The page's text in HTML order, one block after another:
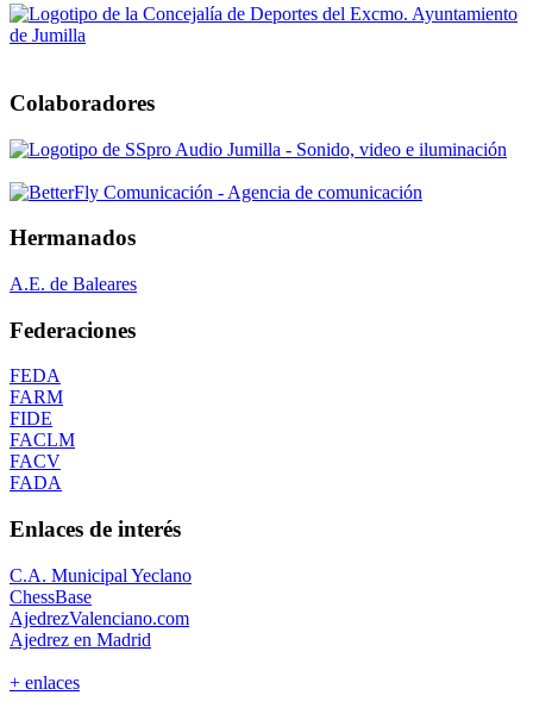
Colaboradores
Hermanados
A.E. de Baleares
Federaciones
FEDA
FARM
FIDE
FACLM
FACV
FADA
Enlaces de interés
C.A. Municipal Yeclano
ChessBase
AjedrezValenciano.com
Ajedrez en Madrid
+ enlaces